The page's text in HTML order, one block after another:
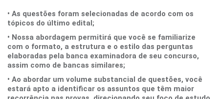
• As questões foram selecionadas de acordo com os
tópicos do último edital;
• Nossa abordagem permitirá que você se familiarize
com o formato, a estrutura e o estilo das perguntas
elaboradas pela banca examinadora de seu concurso,
assim como de bancas similares;
• Ao abordar um volume substancial de questões, você
estará apto a identificar os assuntos que têm maior